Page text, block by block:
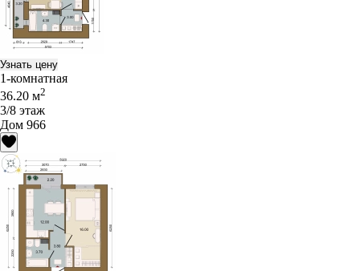
Узнать цену
1-комнатная
36.20 м2
3/8 этаж
Дом 966